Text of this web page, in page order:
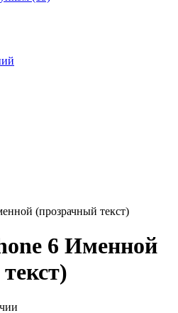
(прозрачный текст)
6 Именной